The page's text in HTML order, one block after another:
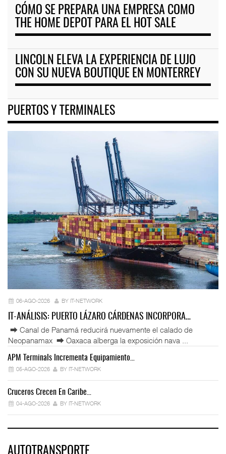
CÓMO SE PREPARA UNA EMPRESA COMO
THE HOME DEPOT PARA EL HOT SALE
LINCOLN ELEVA LA EXPERIENCIA DE LUJO
CON SU NUEVA BOUTIQUE EN MONTERREY
PUERTOS Y TERMINALES
06-AGO-2026 BY IT-NETWORK
IT-ANÁLISIS: PUERTO LÁZARO CÁRDENAS INCORPORA…
⮕ Canal de Panamá reducirá nuevamente el calado de
Neopanamax ⮕ Oaxaca alberga la exposición nava ...
APM Terminals Incrementa Equipamiento…
05-AGO-2026 BY IT-NETWORK
Cruceros Crecen En Caribe…
04-AGO-2026 BY IT-NETWORK
AUTOTRANSPORTE